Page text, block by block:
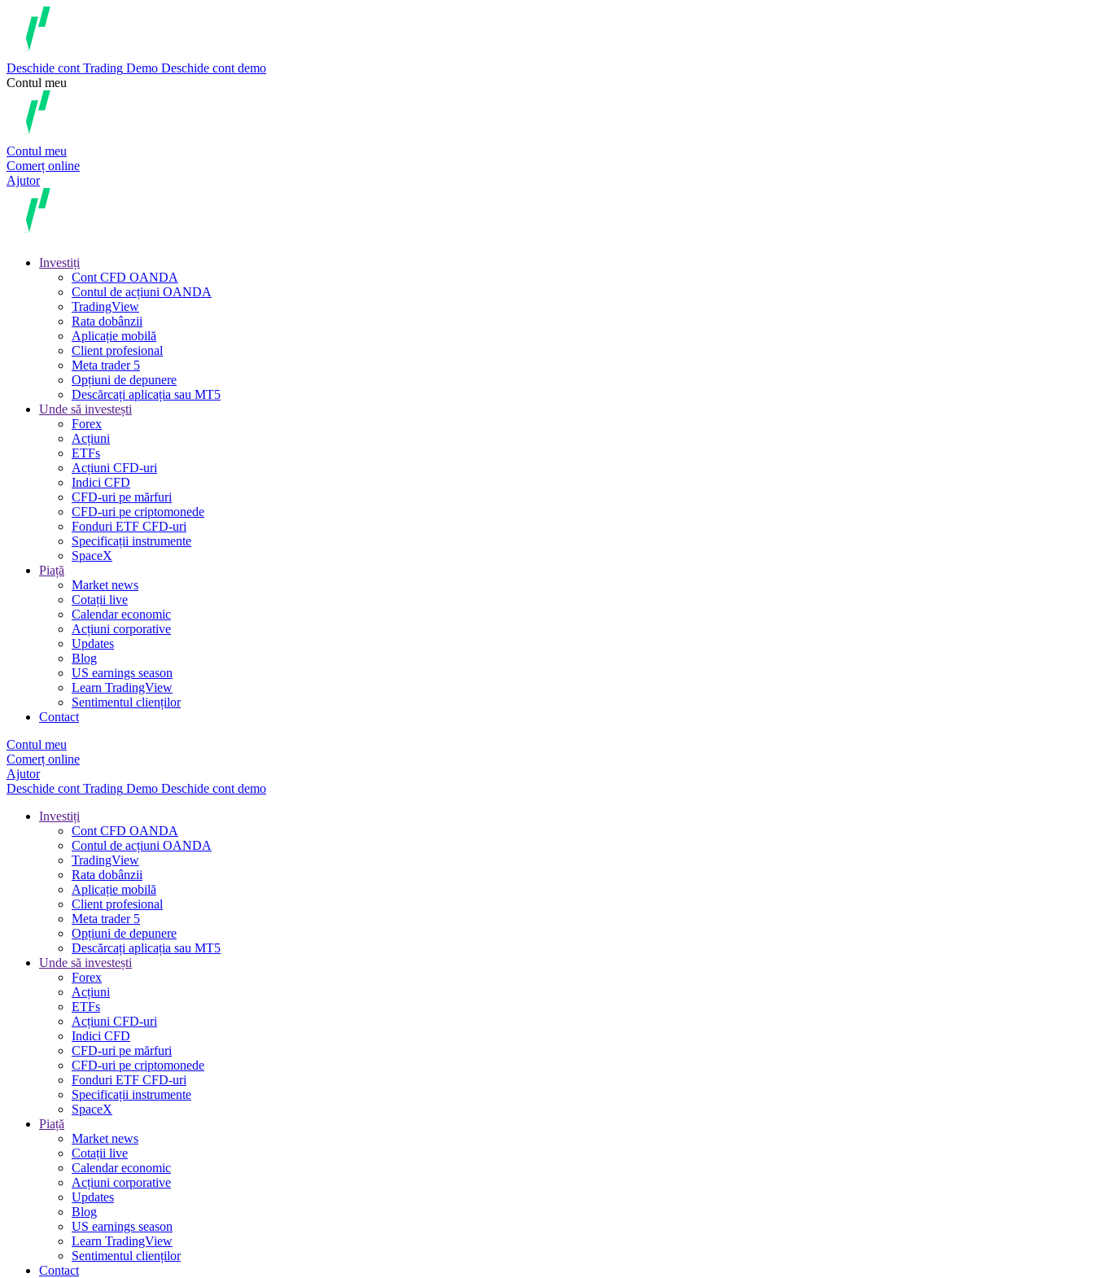
Deschide cont Trading Demo Deschide cont demo
Contul meu
Contul meu
Comerț online
Ajutor
Investiți
Cont CFD OANDA
Contul de acțiuni OANDA
TradingView
Rata dobânzii
Aplicație mobilă
Client profesional
Meta trader 5
Opțiuni de depunere
Descărcați aplicația sau MT5
Unde să investești
Forex
Acțiuni
ETFs
Acțiuni CFD-uri
Indici CFD
CFD-uri pe mărfuri
CFD-uri pe criptomonede
Fonduri ETF CFD-uri
Specificații instrumente
SpaceX
Piață
Market news
Cotații live
Calendar economic
Acțiuni corporative
Updates
Blog
US earnings season
Learn TradingView
Sentimentul clienților
Contact
Contul meu
Comerț online
Ajutor
Deschide cont Trading Demo Deschide cont demo
Investiți
Cont CFD OANDA
Contul de acțiuni OANDA
TradingView
Rata dobânzii
Aplicație mobilă
Client profesional
Meta trader 5
Opțiuni de depunere
Descărcați aplicația sau MT5
Unde să investești
Forex
Acțiuni
ETFs
Acțiuni CFD-uri
Indici CFD
CFD-uri pe mărfuri
CFD-uri pe criptomonede
Fonduri ETF CFD-uri
Specificații instrumente
SpaceX
Piață
Market news
Cotații live
Calendar economic
Acțiuni corporative
Updates
Blog
US earnings season
Learn TradingView
Sentimentul clienților
Contact